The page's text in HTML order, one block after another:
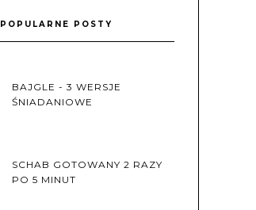
POPULARNE POSTY
BAJGLE - 3 WERSJE
ŚNIADANIOWE
SCHAB GOTOWANY 2 RAZY
PO 5 MINUT